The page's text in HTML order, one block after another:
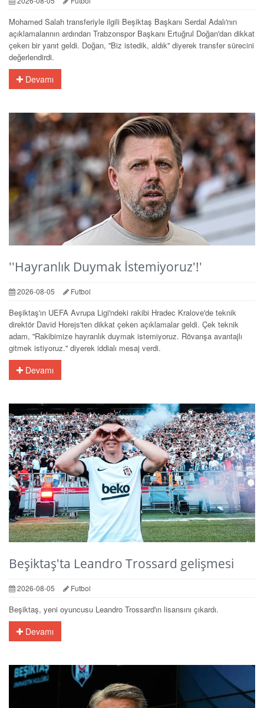
Mohamed Salah transferiyle ilgili Beşiktaş Başkanı Serdal Adalı'nın
açıklamalarının ardından Trabzonspor Başkanı Ertuğrul Doğan'dan dikkat
çeken bir yanıt geldi. Doğan, ''Biz istedik, aldık'' diyerek transfer sürecini
değerlendirdi.
Devamı
''Hayranlık Duymak İstemiyoruz'!'
2026-08-05 Futbol
Beşiktaş'ın UEFA Avrupa Ligi'ndeki rakibi Hradec Kralove'de teknik
direktör David Horejs'ten dikkat çeken açıklamalar geldi. Çek teknik
adam, ''Rakibimize hayranlık duymak istemiyoruz. Rövanşa avantajlı
gitmek istiyoruz.'' diyerek iddialı mesaj verdi.
Devamı
Beşiktaş'ta Leandro Trossard gelişmesi
2026-08-05 Futbol
Beşiktaş, yeni oyuncusu Leandro Trossard'ın lisansını çıkardı.
Devamı